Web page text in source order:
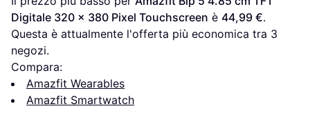
Digitale 320 x 380 Pixel Touchscreen è 44,99 €.
Questa è attualmente l'offerta più economica tra 3
negozi.
Compara:
Amazfit Wearables
Amazfit Smartwatch